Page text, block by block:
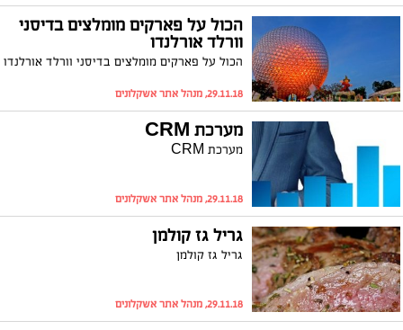
הכול על פארקים מומלצים בדיסני
וורלד אורלנדו
הכול על פארקים מומלצים בדיסני וורלד אורלנדו
29.11.18, מנהל אתר אשקלונים
מערכת CRM
מערכת CRM
29.11.18, מנהל אתר אשקלונים
גריל גז קולמן
גריל גז קולמן
29.11.18, מנהל אתר אשקלונים